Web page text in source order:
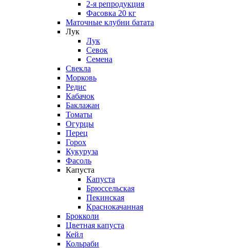
2-я репродукция
Фасовка 20 кг
Маточные клубни батата
Лук
Лук
Севок
Семена
Свекла
Морковь
Редис
Кабачок
Баклажан
Томаты
Огурцы
Перец
Горох
Кукуруза
Фасоль
Капуста
Капуста
Брюссельская
Пекинская
Краснокачанная
Брокколи
Цветная капуста
Кейл
Кольраби